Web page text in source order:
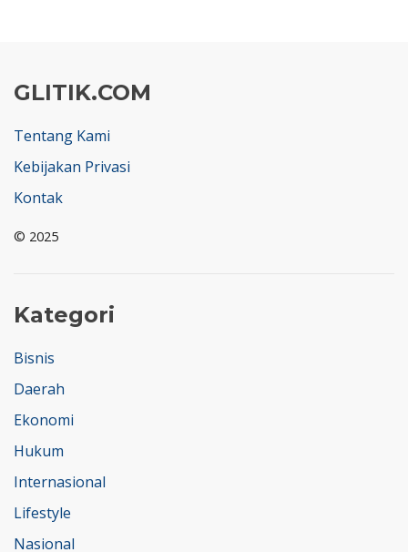
GLITIK.COM
Tentang Kami
Kebijakan Privasi
Kontak
© 2025
Kategori
Bisnis
Daerah
Ekonomi
Hukum
Internasional
Lifestyle
Nasional